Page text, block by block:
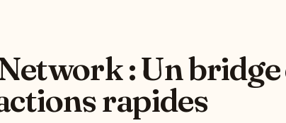
: Un
rapides